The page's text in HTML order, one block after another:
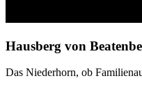
Hausberg von
Das Niederhorn, ob